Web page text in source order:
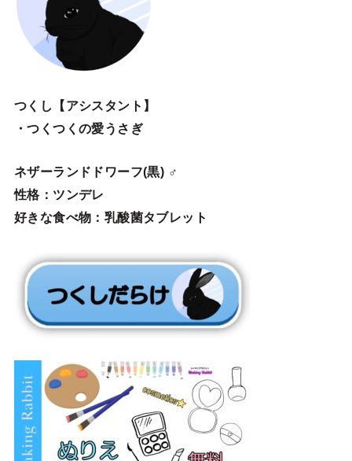
つくし【アシスタント】
・つくつくの愛うさぎ
ネザーランドドワーフ(黒) ♂
性格：ツンデレ
好きな食べ物：乳酸菌タブレット